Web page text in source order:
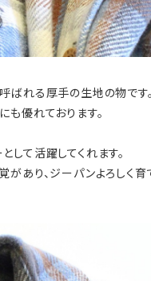
ばれる厚手の生地の物です
も優れております。
て活躍してくれます。
あり、ジーパンよろしく